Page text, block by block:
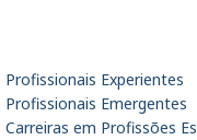
Profissionais Experientes
Profissionais Emergentes
Carreiras em Profissões